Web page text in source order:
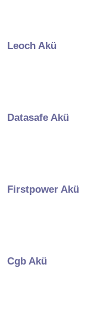
Leoch Akü
Datasafe Akü
Firstpower Akü
Cgb Akü